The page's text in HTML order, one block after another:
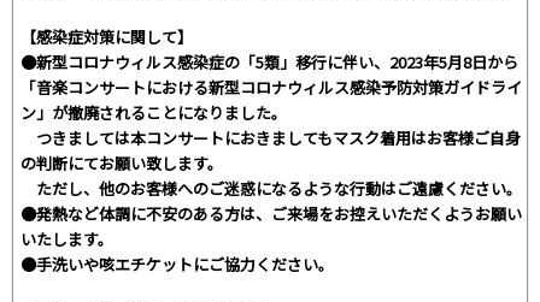
【感染症対策に関して】
●新型コロナウィルス感染症の「5類」移行に伴い、2023年5月8日から
「音楽コンサートにおける新型コロナウィルス感染予防対策ガイドライ
ン」が撤廃されることになりました。
つきましては本コンサートにおきましてもマスク着用はお客様ご自身
の判断にてお願い致します。
ただし、他のお客様へのご迷惑になるような行動はご遠慮ください。
●発熱など体調に不安のある方は、ご来場をお控えいただくようお願い
いたします。
●手洗いや咳エチケットにご協力ください。